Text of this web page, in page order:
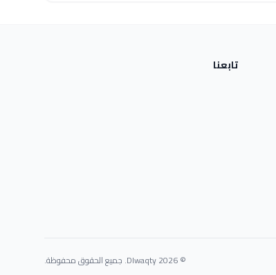
تابعنا
© 2026 Dlwaqty. جميع الحقوق محفوظة.